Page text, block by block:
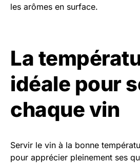
les arômes en surface.
La
idéale pour
chaque vin
Servir le vin à la bonne
pour apprécier pleinement ses